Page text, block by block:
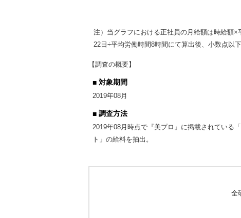
注）当グラフにおける正社員の月給額は時給額
22日÷平均労働時間8時間にて算出後、小数点以
【調査の概要】
対象期間
2019年08月
調査方法
2019年08月時点で『美プロ』に掲載されている
ト」の給料を抽出。
全